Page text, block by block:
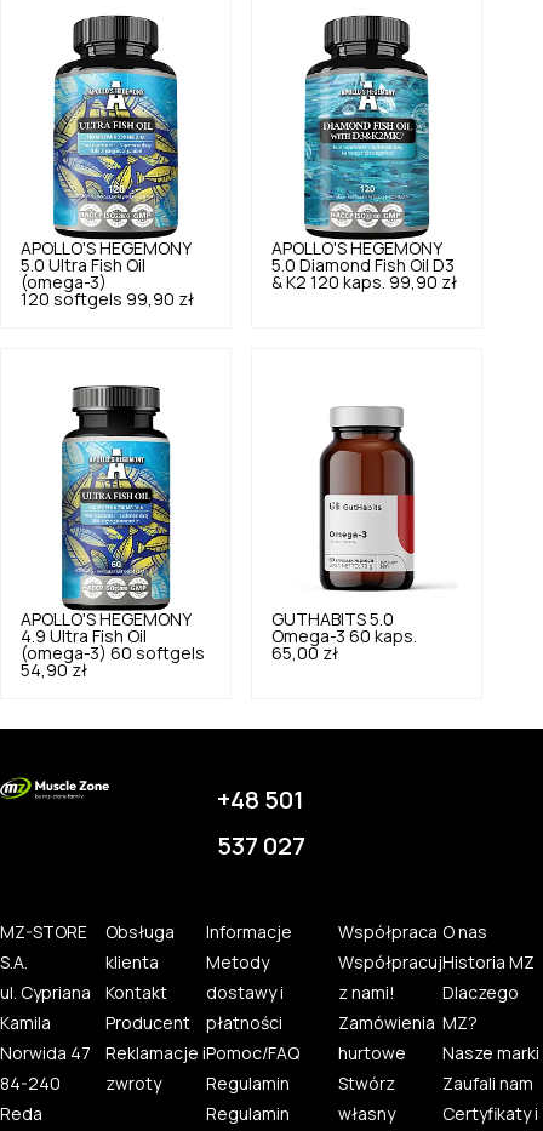
APOLLO'S HEGEMONY
5.0 Ultra Fish Oil
(omega-3)
120 softgels 99,90 zł
APOLLO'S HEGEMONY
5.0 Diamond Fish Oil D3
& K2 120 kaps. 99,90 zł
APOLLO'S HEGEMONY
4.9 Ultra Fish Oil
(omega-3) 60 softgels
54,90 zł
GUTHABITS 5.0
Omega-3 60 kaps.
65,00 zł
+48 501
537 027
MZ-STORE
S.A.
ul. Cypriana
Kamila
Norwida 47
84-240
Reda
Obsługa
klienta
Kontakt
Producent
Reklamacje i
zwroty
Informacje
Metody
dostawy i
płatności
Pomoc/FAQ
Regulamin
Regulamin
Współpraca
Współpracuj
z nami!
Zamówienia
hurtowe
Stwórz
własny
O nas
Historia MZ
Dlaczego
MZ?
Nasze marki
Zaufali nam
Certyfikaty i